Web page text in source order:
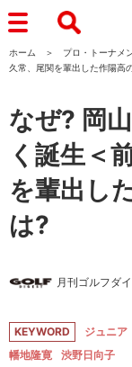
ホーム プロ・トーナメ
久常、尾関を輩出した作陽高
なぜ? 岡
く誕生＜
を輩出し
は?
月刊ゴルフダ
KEYWORD ジュニア
幡地隆寛
渋野日向子